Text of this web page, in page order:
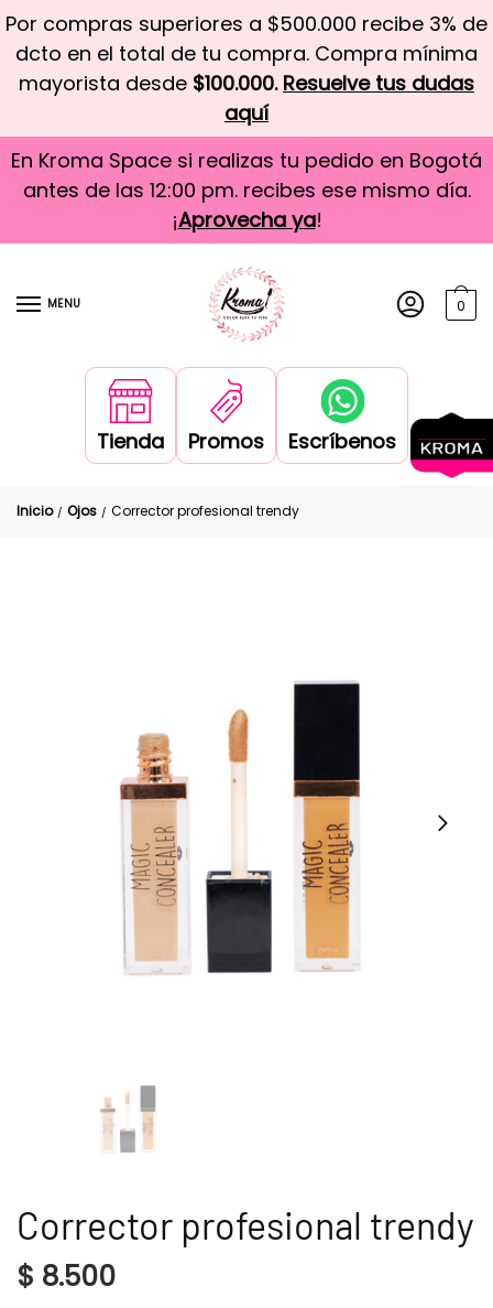
Por compras superiores a $500.000 recibe 3% de
dcto en el total de tu compra. Compra mínima
mayorista desde $100.000. Resuelve tus dudas
aquí
En Kroma Space si realizas tu pedido en Bogotá
antes de las 12:00 pm. recibes ese mismo día.
¡Aprovecha ya!
MENU 0
Tienda Promos Escríbenos
Inicio / Ojos / Corrector profesional trendy
Corrector profesional trendy
$ 8.500